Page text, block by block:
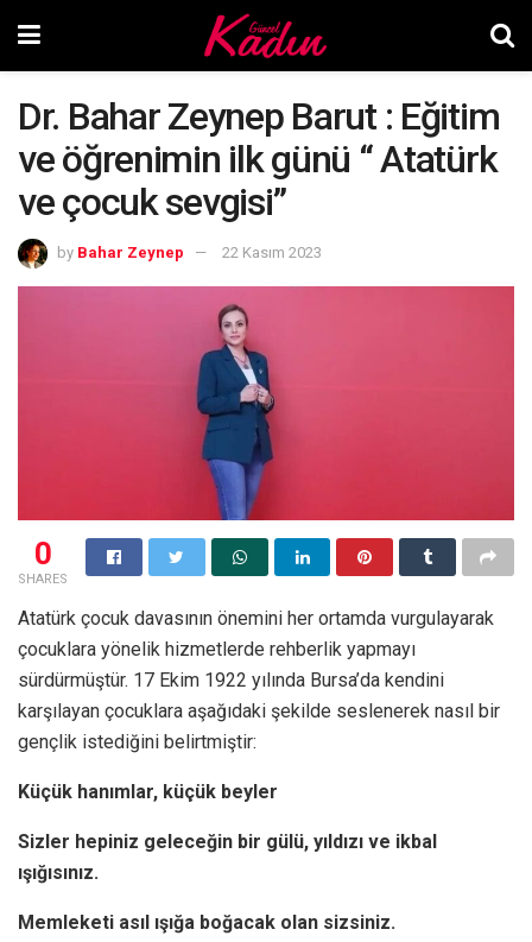
Dr. Bahar Zeynep Barut : Eğitim
ve öğrenimin ilk günü “ Atatürk
ve çocuk sevgisi”
by Bahar Zeynep 22 Kasım 2023
0
SHARES
Atatürk çocuk davasının önemini her ortamda vurgulayarak
çocuklara yönelik hizmetlerde rehberlik yapmayı
sürdürmüştür. 17 Ekim 1922 yılında Bursa’da kendini
karşılayan çocuklara aşağıdaki şekilde seslenerek nasıl bir
gençlik istediğini belirtmiştir:
Küçük hanımlar, küçük beyler
Sizler hepiniz geleceğin bir gülü, yıldızı ve ikbal
ışığısınız.
Memleketi asıl ışığa boğacak olan sizsiniz.